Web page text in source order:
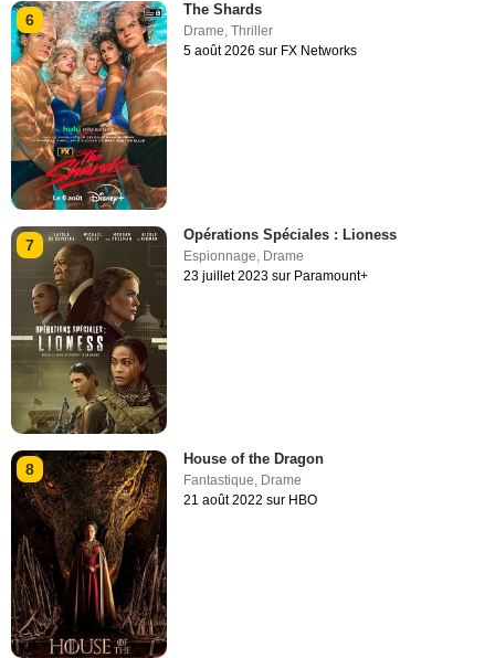
6
The Shards
Drame,Thriller
5 août 2026 sur FX Networks
7
Opérations Spéciales : Lioness
Espionnage Drame
23 juillet 2023 sur Paramount+
8
House of the Dragon
Fantastique, Drame
21 août 2022 sur HBO